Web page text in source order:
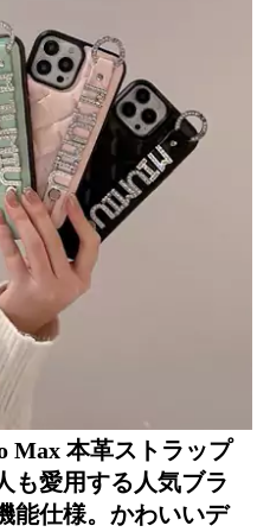
Max 本革ストラップ
も愛用する人気ブラ
能仕様。かわいいデ